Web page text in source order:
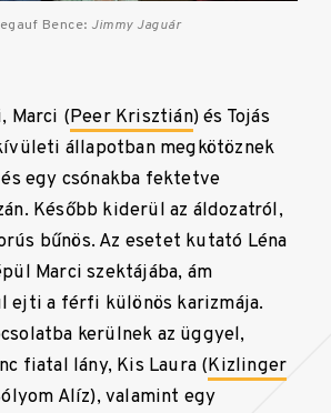
Bence: Jimmy Jaguár
Marci (Peer Krisztián) és Tojás
állapotban megkötöznek
egy csónakba fektetve
Később kiderül az áldozatról,
bűnös. Az esetet kutató Léna
Marci szektájába, ám
ejti a férfi különös karizmája.
kerülnek az üggyel,
fiatal lány, Kis Laura (Kizlinger
Alíz), valamint egy